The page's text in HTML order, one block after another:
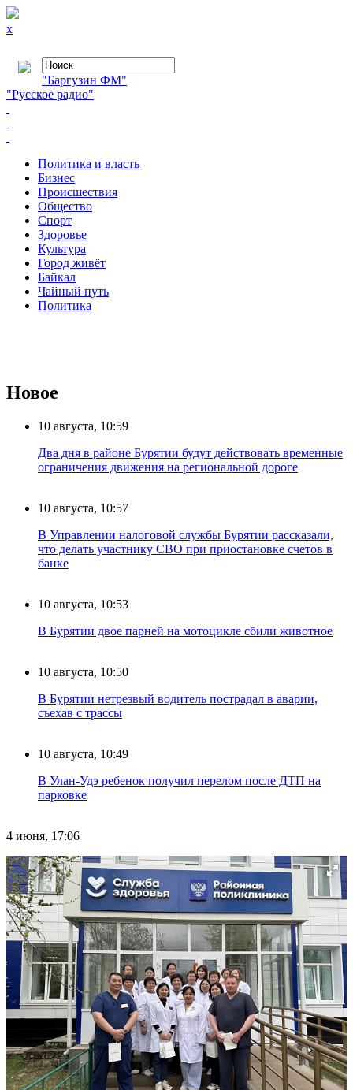
x
"Баргузин ФМ"
"Русское радио"
Политика и власть
Бизнес
Происшествия
Общество
Cпорт
Здоровье
Культура
Город живёт
Байкал
Чайный путь
Политика
Новое
10 августа, 10:59
Два дня в районе Бурятии будут действовать временные
ограничения движения на региональной дороге
10 августа, 10:57
В Управлении налоговой службы Бурятии рассказали,
что делать участнику СВО при приостановке счетов в
банке
10 августа, 10:53
В Бурятии двое парней на мотоцикле сбили животное
10 августа, 10:50
В Бурятии нетрезвый водитель пострадал в аварии,
съехав с трассы
10 августа, 10:49
В Улан-Удэ ребенок получил перелом после ДТП на
парковке
4 июня, 17:06